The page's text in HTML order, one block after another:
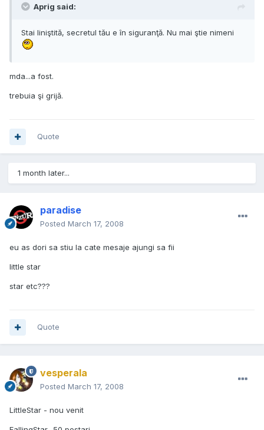
Aprig said:
Stai liniştită, secretul tău e în siguranţă. Nu mai ştie nimeni
mda...a fost.
trebuia şi grijă.
Quote
1 month later...
paradise
Posted March 17, 2008
eu as dori sa stiu la cate mesaje ajungi sa fii
little star
star etc???
Quote
vesperala
Posted March 17, 2008
LittleStar - nou venit